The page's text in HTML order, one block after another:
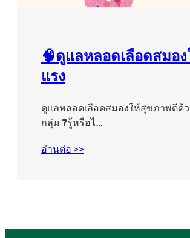
🧠ดูแลหลอดเลือดสมอ
แรง
ดูแลหลอดเลือดสมองให้สุขภาพดีด้
กลุ่ม ❓รู้หรือไ…
อ่านต่อ >>